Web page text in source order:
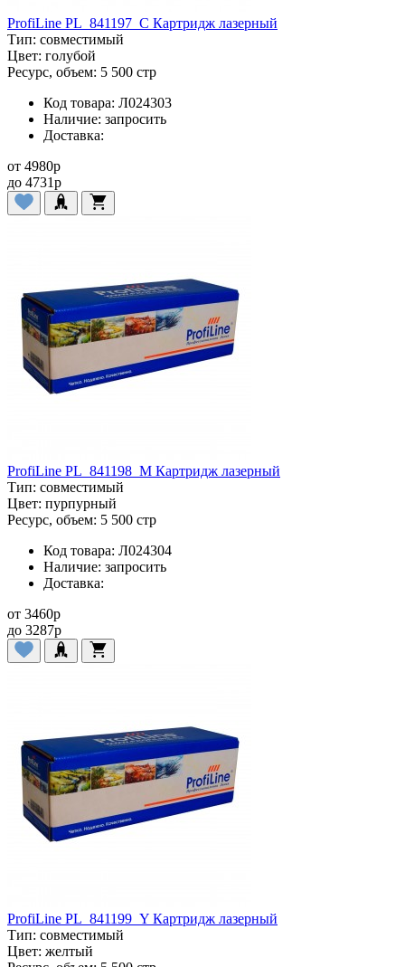
ProfiLine PL_841197_C Картридж лазерный
Тип: совместимый
Цвет: голубой
Ресурс, объем: 5 500 стр
Код товара: Л024303
Наличие: запросить
Доставка:
от 4980p
до 4731p
ProfiLine PL_841198_M Картридж лазерный
Тип: совместимый
Цвет: пурпурный
Ресурс, объем: 5 500 стр
Код товара: Л024304
Наличие: запросить
Доставка:
от 3460p
до 3287p
ProfiLine PL_841199_Y Картридж лазерный
Тип: совместимый
Цвет: желтый